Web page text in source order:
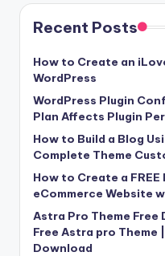
Recent Posts
How to Create an
WordPress
WordPress Plugin
Plan Affects Plugin
How to Build a Blog
Complete Theme
How to Create a
eCommerce Website
Astra Pro Theme
Free Astra pro Theme
Download